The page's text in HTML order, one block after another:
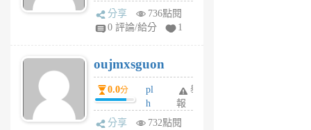
A
V
個
月
前
ld
gy
個
月
前
分享
736點閱
0 評論/給分
1
oujmxsguon
0.0分
pl
h
wi
舉
報
分享
732點閱